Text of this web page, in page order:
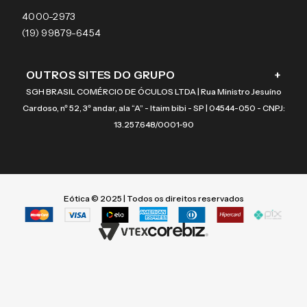
4000-2973
(19) 99879-6454
OUTROS SITES DO GRUPO +
SGH BRASIL COMÉRCIO DE ÓCULOS LTDA | Rua Ministro Jesuíno
Cardoso, nº 52, 3º andar, ala “A” - Itaim bibi - SP | 04544-050 - CNPJ:
13.257.648/0001-90
Eótica © 2025 | Todos os direitos reservados